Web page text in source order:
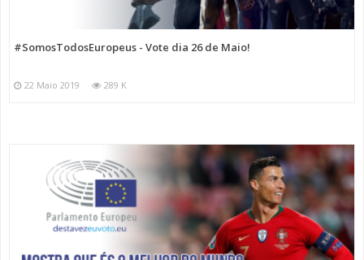
#SomosTodosEuropeus - Vote dia 26 de Maio!
22 Maio 2019 289 K